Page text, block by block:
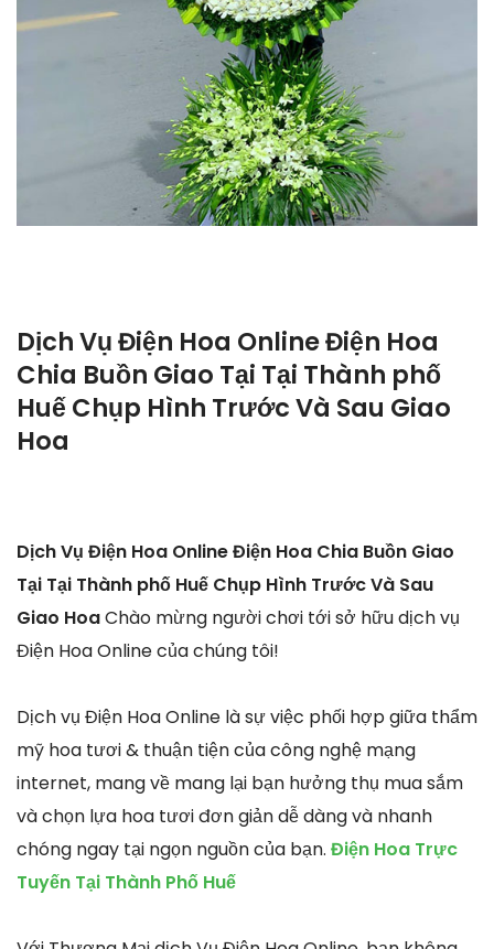
Dịch Vụ Điện Hoa Online Điện Hoa
Chia Buồn Giao Tại Tại Thành phố
Huế Chụp Hình Trước Và Sau Giao
Hoa
Dịch Vụ Điện Hoa Online Điện Hoa Chia Buồn Giao
Tại Tại Thành phố Huế Chụp Hình Trước Và Sau
Giao HoaChào mừng người chơi tới sở hữu dịch vụ
Điện Hoa Online của chúng tôi!
Dịch vụ Điện Hoa Online là sự việc phối hợp giữa thẩm
mỹ hoa tươi & thuận tiện của công nghệ mạng
internet, mang về mang lại bạn hưởng thụ mua sắm
và chọn lựa hoa tươi đơn giản dễ dàng và nhanh
chóng ngay tại ngọn nguồn của bạn. Điện Hoa Trực
Tuyến Tại Thành Phố Huế